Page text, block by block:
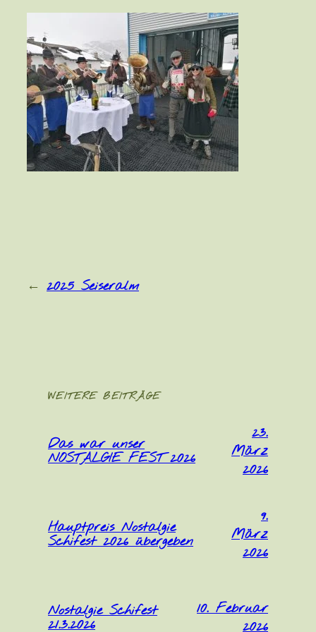
← 2025 Seiseralm
WEITERE BEITRÄGE
Das war unser
NOSTALGIE FEST 2026
23.
März
2026
Hauptpreis Nostalgie
Schifest 2026 übergeben
9.
März
2026
Nostalgie Schifest
21.3.2026
10. Februar
2026